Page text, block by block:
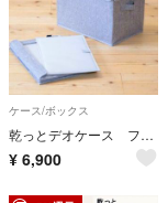
ケース/ボックス
乾っとデオケース フィットBOX ２個セット グレー色
¥ 6,900